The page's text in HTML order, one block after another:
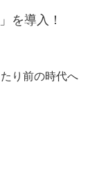
を導入！
り前の時代へ